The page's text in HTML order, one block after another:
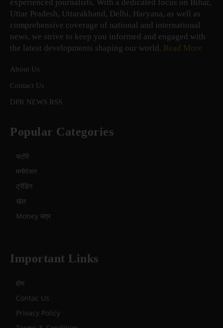
experienced journalists. With a dedicated focus on Bihar,
Uttar Pradesh, Uttarakhand, Delhi, Haryana, as well as
comprehensive coverage of national and international
news, we strive to keep you informed and engaged with
the latest developments shaping our world. Read More
About Us
Contact Us
DPR NEWS RSS
Popular Categories
चटोरे
मनोरंजन
ट्रेंडिंग
खेल
Money मंत्र
Important Links
होम
Contac Us
Privacy Policy